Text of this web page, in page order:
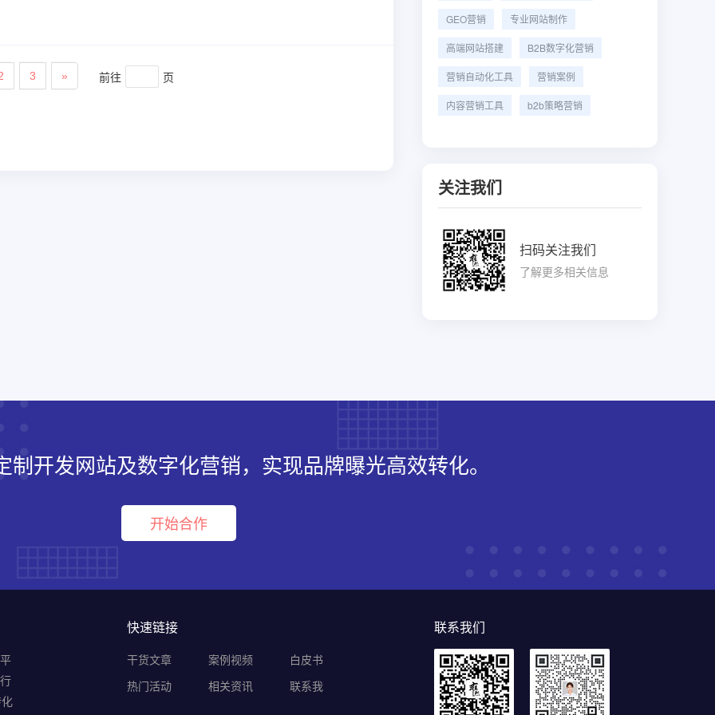
3 » 前往 页
GEO营销 专业网站制作
高端网站搭建 B2B数字化营销
营销自动化工具 营销案例
内容营销工具 b2b策略营销
关注我们
扫码关注我们
了解更多相关信息
制开发网站及数字化营销，实现品牌曝光高效转化。
开始合作
快速链接
干货文章 案例视频
白皮书
热门活动
相关资讯 联系我
联系我们